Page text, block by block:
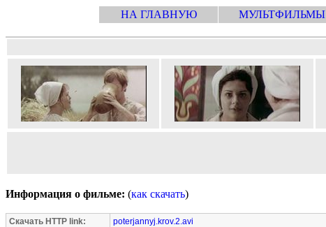
НА ГЛАВНУЮ МУЛЬТФИЛЬМЫ
Информация о фильме: (как скачать)
Скачать HTTP link:
poterjannyj.krov.2.avi